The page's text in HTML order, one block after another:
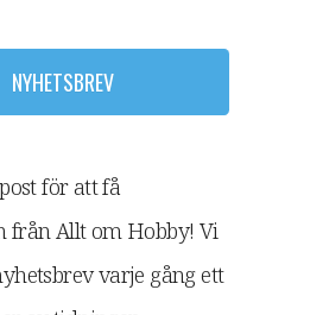
NYHETSBREV
för att få
från Allt om Hobby! Vi
varje gång ett